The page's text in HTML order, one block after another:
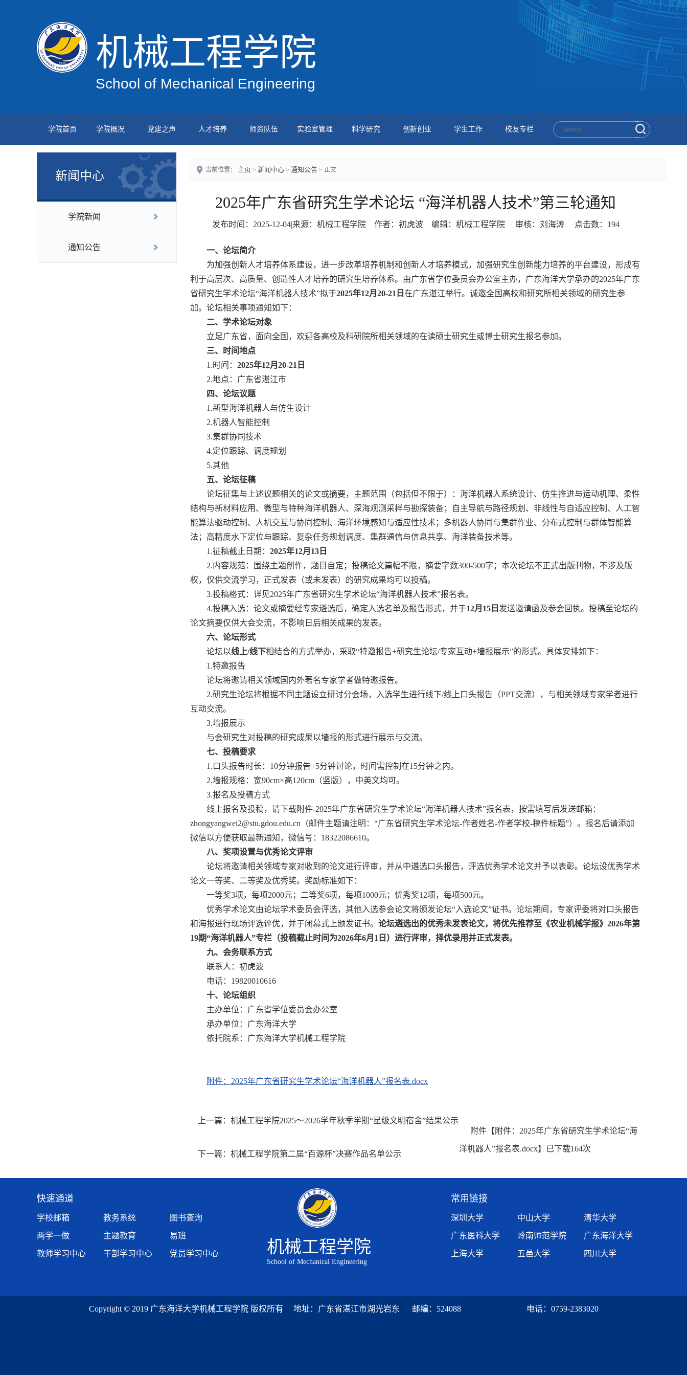
机械工程学院
School of Mechanical Engineering
学院首页 学院概况 党建之声 人才培养 师资队伍 实验室管理 科学研究 创新创业 学生工作 校友专栏
新闻中心
学院新闻
通知公告
当前位置： 主页 > 新闻中心 > 通知公告 > 正文
2025年广东省研究生学术论坛 “海洋机器人技术”第三轮通知
发布时间：2025-12-04|来源：机械工程学院 作者：初虎波 编辑：机械工程学院 审核：刘海涛 点击数： 194
一、论坛简介
为加强创新人才培养体系建设，进一步改革培养机制和创新人才培养模式，加强研究生创新能力培养的平台建设，形成有
利于高层次、高质量、创造性人才培养的研究生培养体系。由广东省学位委员会办公室主办，广东海洋大学承办的2025年广东
省研究生学术论坛“海洋机器人技术”拟于2025年12月20-21日 在广东湛江举行。诚邀全国高校和研究所相关领域的研究生参
加。论坛相关事项通知如下：
二、学术论坛对象
立足广东省，面向全国，欢迎各高校及科研院所相关领域的在读硕士研究生或博士研究生报名参加。
三、时间地点
1.时间： 2025年12月20-21日
2.地点：广东省湛江市
四、论坛议题
1.新型海洋机器人与仿生设计
2.机器人智能控制
3.集群协同技术
4.定位跟踪、调度规划
5.其他
五、论坛征稿
论坛征集与上述议题相关的论文或摘要，主题范围（包括但不限于）：海洋机器人系统设计、仿生推进与运动机理、柔性
结构与新材料应用、微型与特种海洋机器人、深海观测采样与勘探装备；自主导航与路径规划、非线性与自适应控制、人工智
能算法驱动控制、人机交互与协同控制、海洋环境感知与适应性技术；多机器人协同与集群作业、分布式控制与群体智能算
法；高精度水下定位与跟踪、复杂任务规划调度、集群通信与信息共享、海洋装备技术等。
1.征稿截止日期： 2025年12月13日
2.内容规范：围绕主题创作，题目自定；投稿论文篇幅不限，摘要字数300-500字；本次论坛不正式出版刊物，不涉及版
权，仅供交流学习，正式发表（或未发表）的研究成果均可以投稿。
3.投稿格式：详见2025年广东省研究生学术论坛“海洋机器人技术”报名表。
4.投稿入选：论文或摘要经专家遴选后，确定入选名单及报告形式，并于12月15日 发送邀请函及参会回执。投稿至论坛的
论文摘要仅供大会交流，不影响日后相关成果的发表。
六、论坛形式
论坛以线上/线下相结合的方式举办，采取“特邀报告+研究生论坛/专家互动+墙报展示”的形式。具体安排如下：
1.特邀报告
论坛将邀请相关领域国内外著名专家学者做特邀报告。
2.研究生论坛将根据不同主题设立研讨分会场，入选学生进行线下/线上口头报告（PPT交流），与相关领域专家学者进行
互动交流。
3.墙报展示
与会研究生对投稿的研究成果以墙报的形式进行展示与交流。
七、投稿要求
1.口头报告时长：10分钟报告+5分钟讨论，时间需控制在15分钟之内。
2.墙报规格：宽90cm×高120cm（竖版），中英文均可。
3.报名及投稿方式
线上报名及投稿，请下载附件-2025年广东省研究生学术论坛“海洋机器人技术”报名表，按需填写后发送邮箱：
zhongyangwei2@stu.gdou.edu.cn（邮件主题请注明：“广东省研究生学术论坛-作者姓名-作者学校-稿件标题”）。报名后请添加
微信以方便获取最新通知，微信号：18322086610。
八、奖项设置与优秀论文评审
论坛将邀请相关领域专家对收到的论文进行评审，并从中遴选口头报告，评选优秀学术论文并予以表彰。论坛设优秀学术
论文一等奖、二等奖及优秀奖。奖励标准如下：
一等奖3项，每项2000元；二等奖6项，每项1000元；优秀奖12项，每项500元。
优秀学术论文由论坛学术委员会评选，其他入选参会论文将颁发论坛“入选论文”证书。论坛期间，专家评委将对口头报告
和海报进行现场评选评优，并于闭幕式上颁发证书。 论坛遴选出的优秀未发表论文，将优先推荐至《农业机械学报》2026年第
19期“海洋机器人”专栏（投稿截止时间为2026年6月1日）进行评审，择优录用并正式发表。
九、会务联系方式
联系人：初虎波
电话：19820010616
十、论坛组织
主办单位：广东省学位委员会办公室
承办单位：广东海洋大学
依托院系：广东海洋大学机械工程学院
附件：2025年广东省研究生学术论坛“海洋机器人”报名表.docx
上一篇： 机械工程学院2025～2026学年秋季学期“星级文明宿舍”结果公示
下一篇： 机械工程学院第二届“百源杯”决赛作品名单公示
附件【 附件：2025年广东省研究生学术论坛“海
洋机器人”报名表.docx】已下载164次
快速通道
学校邮箱 教务系统 图书查询
两学一做 主题教育 易班
教师学习中心 干部学习中心 党员学习中心 机械工程学院
School of Mechanical Engineering
常用链接
深圳大学 中山大学 清华大学
广东医科大学 岭南师范学院 广东海洋大学
上海大学 五邑大学 四川大学
Copyright © 2019 广东海洋大学机械工程学院 版权所有 地址：广东省湛江市湖光岩东 邮编：524088 电话：0759-2383020